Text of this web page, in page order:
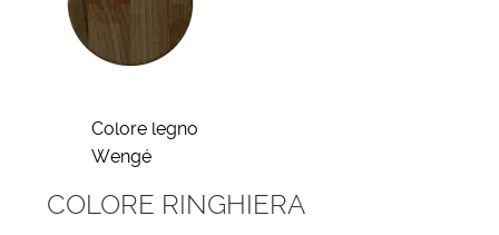
Colore legno
Wengé
COLORE RINGHIERA